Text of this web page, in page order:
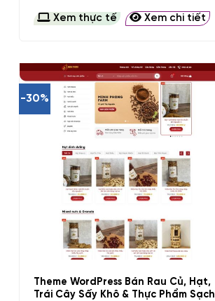
Xem thực tế Xem chi tiết
-30%
Theme WordPress Bán Rau Củ, Hạt,
Trái Cây Sấy Khô & Thực Phẩm Sạch